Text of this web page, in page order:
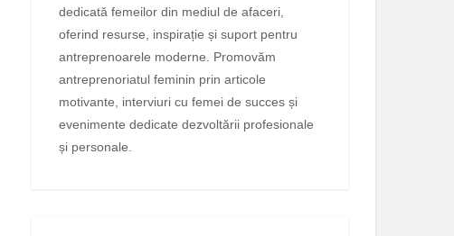
dedicată femeilor din mediul de afaceri,
oferind resurse, inspirație și suport pentru
antreprenoarele moderne. Promovăm
antreprenoriatul feminin prin articole
motivante, interviuri cu femei de succes și
evenimente dedicate dezvoltării profesionale
și personale.